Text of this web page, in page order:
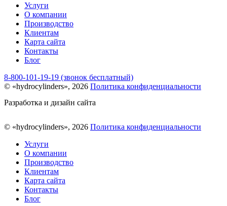
Услуги
О компании
Производство
Клиентам
Карта сайта
Контакты
Блог
8-800-101-19-19 (звонок бесплатный)
© «hydrocylinders», 2026 Политика конфиденциальности
Разработка и дизайн сайта
© «hydrocylinders», 2026 Политика конфиденциальности
Услуги
О компании
Производство
Клиентам
Карта сайта
Контакты
Блог